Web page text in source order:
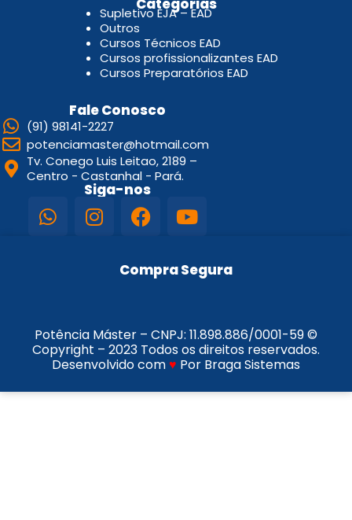
Categorias
Supletivo EJA – EAD
Outros
Cursos Técnicos EAD
Cursos profissionalizantes EAD
Cursos Preparatórios EAD
Fale Conosco
(91) 98141-2227
potenciamaster@hotmail.com
Tv. Conego Luis Leitao, 2189 –
Centro - Castanhal - Pará.
Siga-nos
Compra Segura
Potência Máster – CNPJ: 11.898.886/0001-59©
Copyright – 2023 Todos os direitos reservados.
Desenvolvido com♥ Por Braga Sistemas